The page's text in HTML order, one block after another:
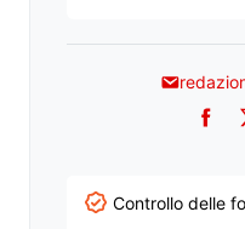
Controllo delle